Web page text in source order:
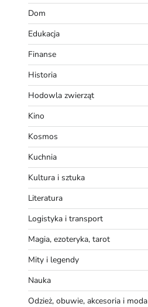
Dom
Edukacja
Finanse
Historia
Hodowla zwierząt
Kino
Kosmos
Kuchnia
Kultura i sztuka
Literatura
Logistyka i transport
Magia, ezoteryka, tarot
Mity i legendy
Nauka
Odzież, obuwie, akcesoria i moda